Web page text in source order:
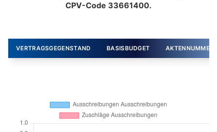
CPV-Code 33661400.
VERTRAGSGEGENSTAND BASISBUDGET AKTENNUMMER